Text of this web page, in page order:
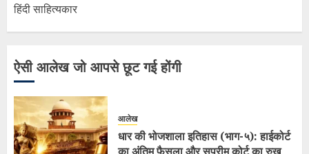
हिंदी साहित्यकार
ऐसी आलेख जो आपसे छूट गई होंगी
आलेख
धार की भोजशाला इतिहास (भाग-५): हाईकोर्ट